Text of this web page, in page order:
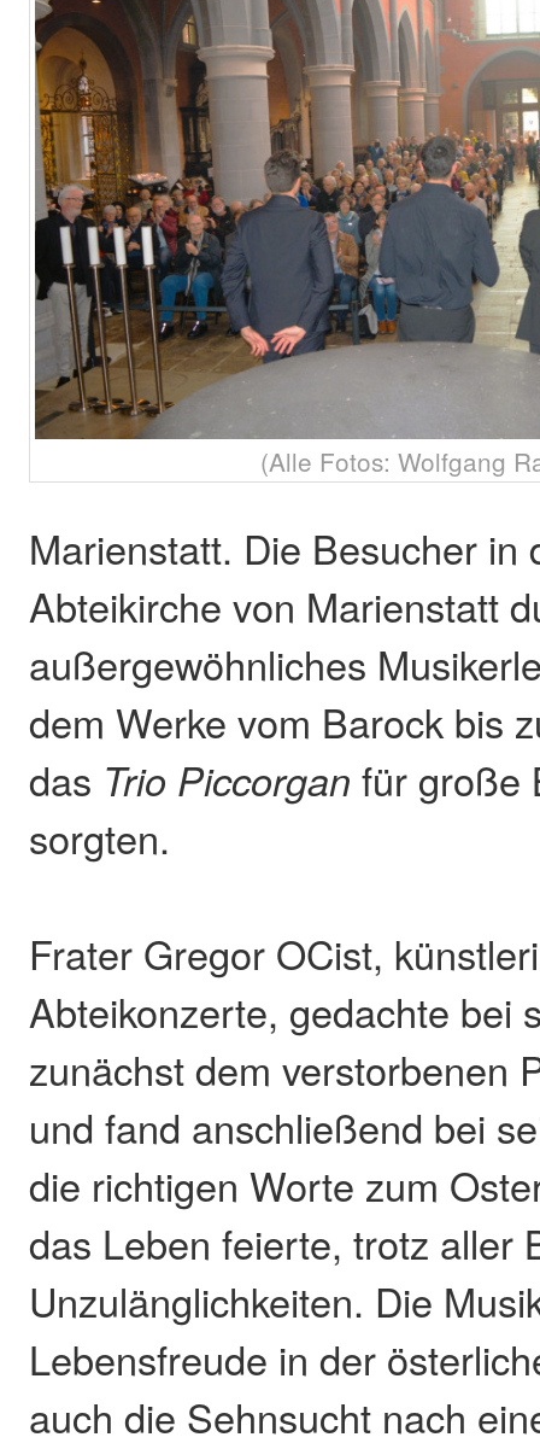
(Alle Fotos: Wolfgang
Marienstatt. Die Besucher in
Abteikirche von Marienstatt
außergewöhnliches
dem Werke vom Barock bis
das Trio Piccorgan für große
sorgten.
Frater Gregor OCist,
Abteikonzerte, gedachte bei
zunächst dem verstorbenen
und fand anschließend bei
die richtigen Worte zum
das Leben feierte, trotz aller
Unzulänglichkeiten. Die
Lebensfreude in der
auch die Sehnsucht nach